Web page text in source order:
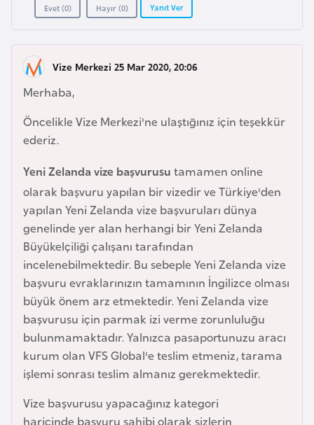
Evet (0) Hayır (0) Yanıt Ver
Vize Merkezi 25 Mar 2020, 20:06
Merhaba,
Öncelikle Vize Merkezi'ne ulaştığınız için teşekkür
ederiz.
Yeni Zelanda vize başvurusu tamamen online
olarak başvuru yapılan bir vizedir ve Türkiye'den
yapılan Yeni Zelanda vize başvuruları dünya
genelinde yer alan herhangi bir Yeni Zelanda
Büyükelçiliği çalışanı tarafından
incelenebilmektedir. Bu sebeple Yeni Zelanda vize
başvuru evraklarınızın tamamının İngilizce olması
büyük önem arz etmektedir. Yeni Zelanda vize
başvurusu için parmak izi verme zorunluluğu
bulunmamaktadır. Yalnızca pasaportunuzu aracı
kurum olan VFS Global'e teslim etmeniz, tarama
işlemi sonrası teslim almanız gerekmektedir.
Vize başvurusu yapacağınız kategori
haricinde başvuru sahibi olarak sizlerin
B
e
n
i
n
B
o
s
n
a
H
e
r
s
e
k
B
u